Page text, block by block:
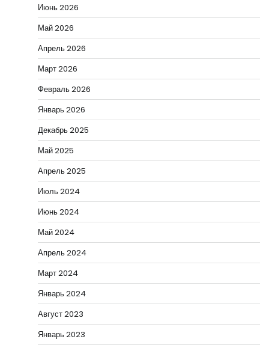
Июнь 2026
Май 2026
Апрель 2026
Март 2026
Февраль 2026
Январь 2026
Декабрь 2025
Май 2025
Апрель 2025
Июль 2024
Июнь 2024
Май 2024
Апрель 2024
Март 2024
Январь 2024
Август 2023
Январь 2023